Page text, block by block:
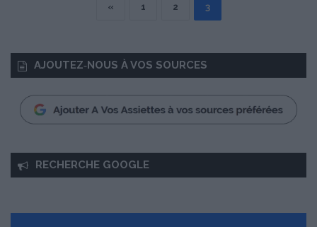
« 1 2 3
AJOUTEZ‑NOUS À VOS SOURCES
RECHERCHE GOOGLE